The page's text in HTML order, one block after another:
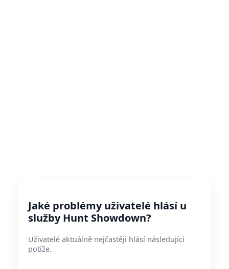
Jaké problémy uživatelé hlásí u
služby Hunt Showdown?
Uživatelé aktuálně nejčastěji hlásí následující
potíže.